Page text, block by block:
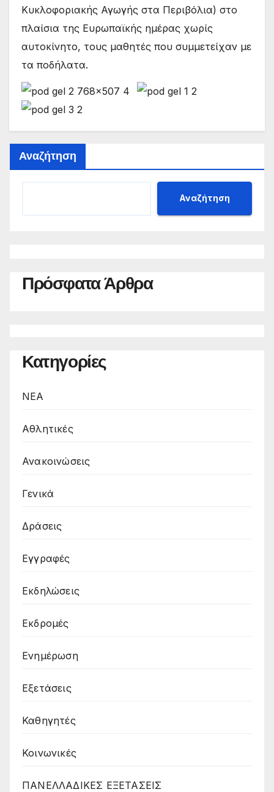
Κυκλοφοριακής Αγωγής στα Περιβόλια) στο
πλαίσια της Ευρωπαϊκής ημέρας χωρίς
αυτοκίνητο, τους μαθητές που συμμετείχαν με
τα ποδήλατα.
Αναζήτηση
Αναζήτηση
Πρόσφατα Άρθρα
Κατηγορίες
NEA
Αθλητικές
Ανακοινώσεις
Γενικά
Δράσεις
Εγγραφές
Εκδηλώσεις
Εκδρομές
Ενημέρωση
Εξετάσεις
Καθηγητές
Κοινωνικές
ΠΑΝΕΛΛΑΔΙΚΕΣ ΕΞΕΤΑΣΕΙΣ